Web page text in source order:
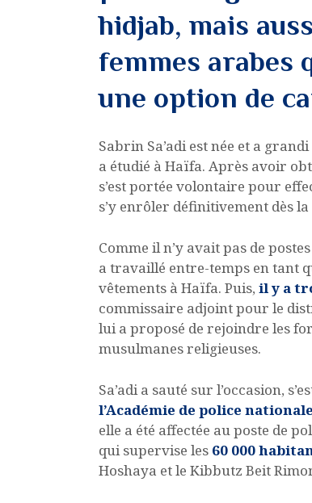
hidjab, mais
femmes arabes
une option de
Sabrin Sa’adi est née et a
a étudié à Haïfa. Après avoir
s’est portée volontaire pour
s’y enrôler définitivement dès
Comme il n’y avait pas de
a travaillé entre-temps en tant
vêtements à Haïfa. Puis, il y a
commissaire adjoint pour le
lui a proposé de rejoindre les
musulmanes religieuses.
Sa’adi a sauté sur l’occasion,
l’Académie de police
elle a été affectée au poste de
qui supervise les 60 000
Hoshaya et le Kibbutz Beit